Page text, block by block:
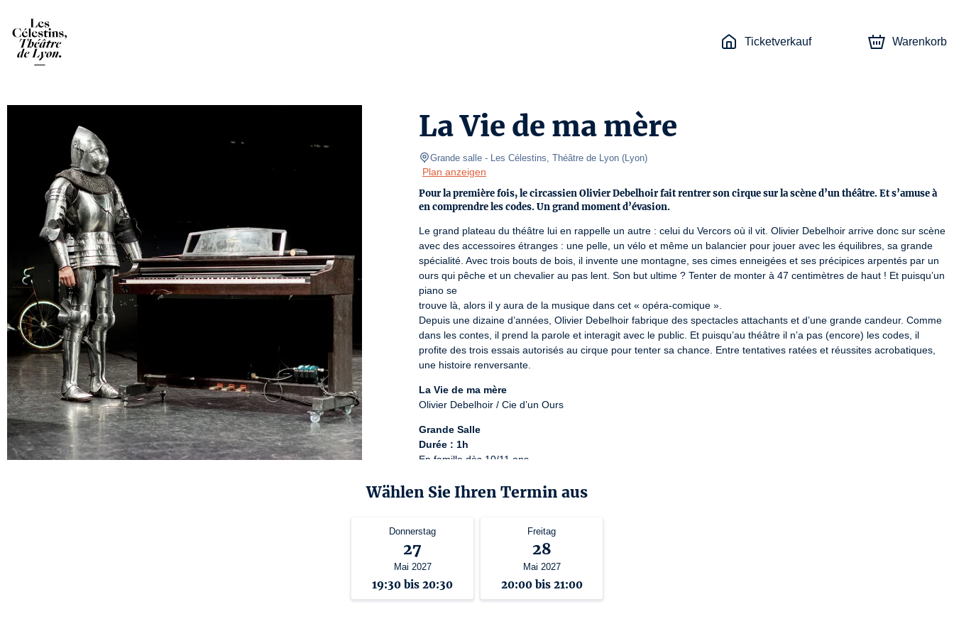
Ticketverkauf Warenkorb
La Vie de ma mère
Grande salle - Les Célestins, Théâtre de Lyon (Lyon)
Plan anzeigen
Pour la première fois, le circassien Olivier Debelhoir fait rentrer son cirque sur la scène d’un théâtre. Et s’amuse à
en comprendre les codes. Un grand moment d’évasion.
Le grand plateau du théâtre lui en rappelle un autre : celui du Vercors où il vit. Olivier Debelhoir arrive donc sur scène
avec des accessoires étranges : une pelle, un vélo et même un balancier pour jouer avec les équilibres, sa grande
spécialité. Avec trois bouts de bois, il invente une montagne, ses cimes enneigées et ses précipices arpentés par un
ours qui pêche et un chevalier au pas lent. Son but ultime ? Tenter de monter à 47 centimètres de haut ! Et puisqu’un
piano se
trouve là, alors il y aura de la musique dans cet « opéra-comique ».
Depuis une dizaine d’années, Olivier Debelhoir fabrique des spectacles attachants et d’une grande candeur. Comme
dans les contes, il prend la parole et interagit avec le public. Et puisqu’au théâtre il n’a pas (encore) les codes, il
profite des trois essais autorisés au cirque pour tenter sa chance. Entre tentatives ratées et réussites acrobatiques,
une histoire renversante.
La Vie de ma mère
Olivier Debelhoir / Cie d’un Ours
Grande Salle
Durée : 1h
En famille dès 10/11 ans
Lizenznummer: 3-1119753
Wählen Sie Ihren Termin aus
Donnerstag
27
Mai 2027
19:30 bis 20:30
Freitag
28
Mai 2027
20:00 bis 21:00